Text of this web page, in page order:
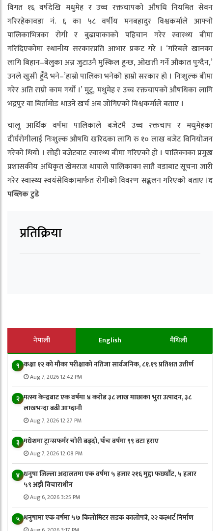
विगत १६ वर्षदेखि मधुमेह र उच्च रक्तचापको औषधि नियमित सेवन
गरिरहेकावडा नं. ६ का ५८ वर्षीय मनबहादुर विश्वकर्माले आफ्नो
पालिकाभित्रका रोगी र बुढापाकाको पहिचान गरेर स्वास्थ्य बीमा
गरिदिएकोमा स्थानीय सरकारप्रति आभार प्रकट गरे । ‘गरिबले खानका
लागि बिहान–बेलुका अन्न जुटाउनै मुस्किल हुन्छ, ओखती गर्ने औकात पुग्दैन,’
उनले खुसी हुँदै भने–’हाम्रो पालिका भनेको हाम्रो सरकार हो । निःशुल्क बीमा
गरेर अति राम्रो काम गर्यो ।’ मुटु, मधुमेह र उच्च रक्तचापको औषधिका लागि
भद्रपुर वा बिर्तामोड धाउने खर्च अब जोगिएको विश्वकर्माले बताए ।
चालू आर्थिक वर्षमा पालिकाले बजेटमै उच्च रक्तचाप र मधुमेहका
दीर्घरोगीलाई निःशुल्क औषधि खरिदका लागि रु १० लाख बजेट विनियोजन
गरेको थियो । सोही बजेटबाट स्वास्थ्य बीमा गरिएको हो । पालिकाका प्रमुख
प्रशासकीय अधिकृत खेमराज थापाले पालिकाका सातै वडाबाट सूचना जारी
गरेर स्वास्थ्य स्वयंसेविकामार्फत रोगीको विवरण सङ्कलन गरिएको बताए ।द
पब्लिक टुडे
प्रतिक्रिया
नेपाली English मैथिली
१ कक्षा १२ को मौका परीक्षाको नतिजा सार्वजनिक, ८१.१९ प्रतिशत उत्तीर्ण
Aug 7, 2026 12:42 PM
२ मत्स्य केन्द्रबाट एक वर्षमा ४ करोड ३८ लाख माछाका भुरा उत्पादन, ३८
लाखभन्दा बढी आम्दानी
Aug 7, 2026 12:27 PM
३ मधेशमा ट्रान्सफर्मर चोरी बढ्दो, पाँच वर्षमा ९९ वटा हराए
Aug 7, 2026 12:08 PM
४ धनुषा जिल्ला अदालतमा एक वर्षमा ५ हजार २१६ मुद्दा फर्छ्यौट, ५ हजार
५९ अझै विचाराधीन
Aug 6, 2026 3:25 PM
५ धनुषामा एक वर्षमा ५७ किलोमिटर सडक कालोपत्रे, २२ कल्भर्ट निर्माण